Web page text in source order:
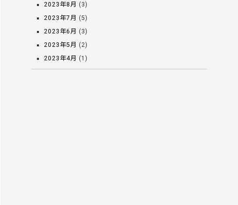
2023年8月 (3)
2023年7月 (5)
2023年6月 (3)
2023年5月 (2)
2023年4月 (1)